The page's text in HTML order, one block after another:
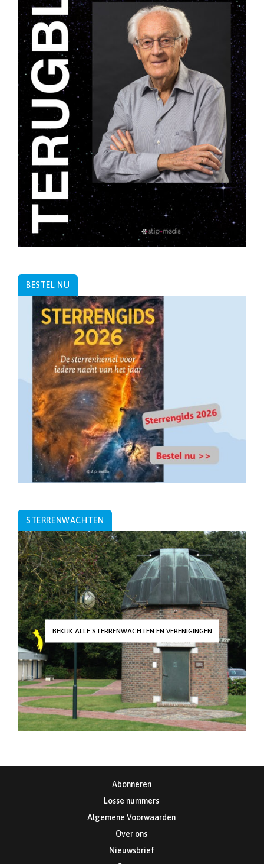
BESTEL NU
STERRENWACHTEN
BEKIJK ALLE STERRENWACHTEN EN VERENIGINGEN
Abonneren
Losse nummers
Algemene Voorwaarden
Over ons
Nieuwsbrief